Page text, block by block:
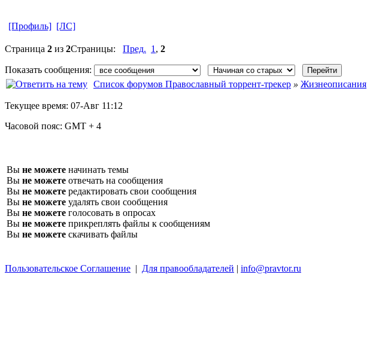
[Профиль] [ЛС]
Страница 2 из 2Страницы: Пред. 1 , 2
Показать сообщения:
Список форумов Православный торрент-трекер » Жизнеописания
Текущее время: 07-Авг 11:12
Часовой пояс: GMT + 4
Вы не можете начинать темы
Вы не можете отвечать на сообщения
Вы не можете редактировать свои сообщения
Вы не можете удалять свои сообщения
Вы не можете голосовать в опросах
Вы не можете прикреплять файлы к сообщениям
Вы не можете скачивать файлы
Пользовательское Соглашение | Для правообладателей | info@pravtor.ru